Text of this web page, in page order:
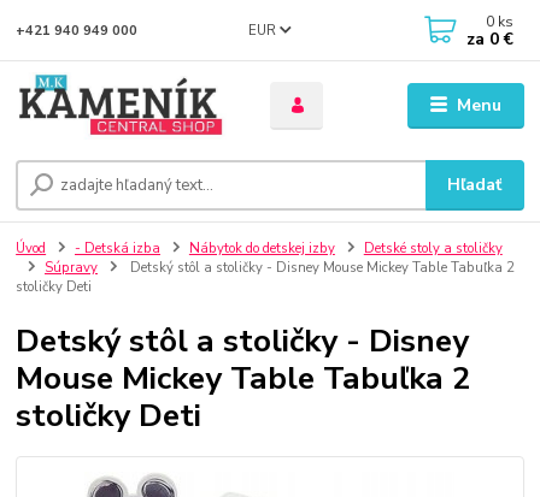
Menu
EUR
Hľadať
+421 940 949 000 0 ks
za 0 €
Úvod - Detská izba Nábytok do detskej izby
Detské stoly a stoličky
Súpravy
Detský stôl a stoličky - Disney Mouse Mickey Table Tabuľka 2
stoličky Deti
Detský stôl a stoličky - Disney
Mouse Mickey Table Tabuľka 2
stoličky Deti